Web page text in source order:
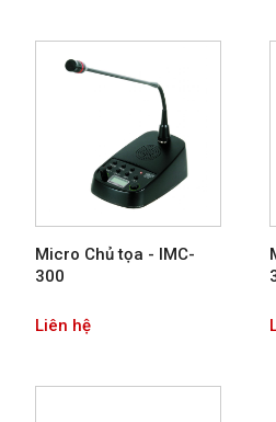
Micro Chủ tọa - IMC-
300
Liên hệ